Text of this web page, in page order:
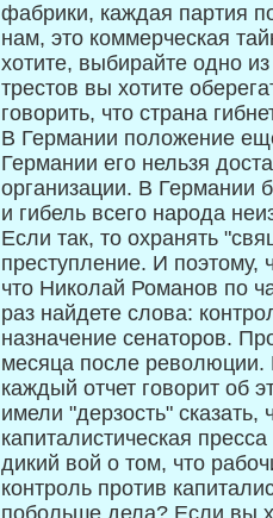
фабрики, каждая партия
нам, это ком­мерческая
хотите, выбирайте одно
трестов вы хотите
говорить, что страна
В Германии положение
Германии его нельзя
организации. В Германии
и гибель всего народа
Если так, то охранять
преступление. И поэтому,
что Николай Романов по
раз найдете слова:
назначение сена­торов.
месяца после революции.
каждый отчет говорит об
имели "дерзость" сказать,
капиталистическая
дикий вой о том, что
контроль против